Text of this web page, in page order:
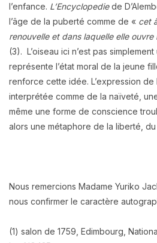
l’enfance. L’Encyclopediede
l’âge de la puberté comme de « cet
renouvelle et dans laquelle elle
(3). L’oiseau ici n’est pas
représente l’état moral de la jeune
renforce cette idée. L’expression de
interprétée comme de la naïveté,
même une forme de conscience
alors une métaphore de la liberté,
Nous remercions Madame Yuriko
nous confirmer le caractère
(1) salon de 1759, Edimbourg,